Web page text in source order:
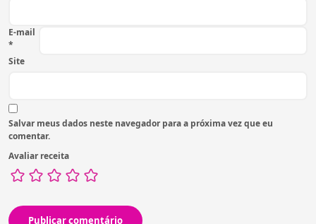
E-mail
*
Site
Salvar meus dados neste navegador para a próxima vez que eu
comentar.
Avaliar receita